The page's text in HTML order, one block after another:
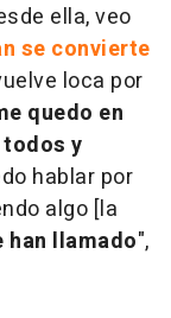
ella, veo
se convierte
loca por
quedo en
todos y
hablar por
algo [la
han llamado",